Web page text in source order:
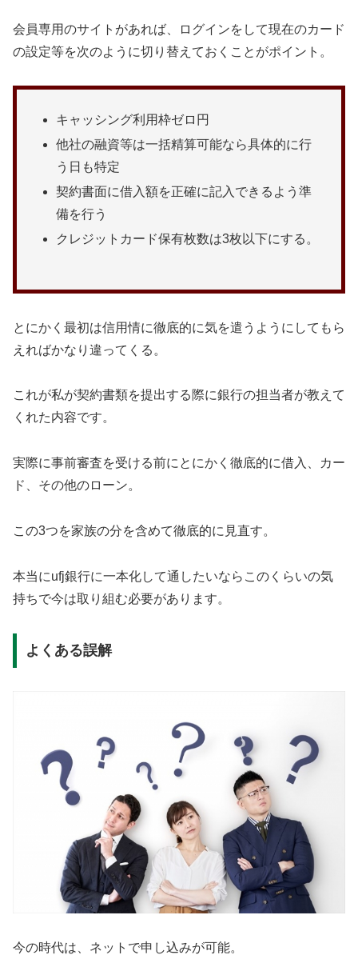
会員専用のサイトがあれば、ログインをして現在のカード
の設定等を次のように切り替えておくことがポイント。
キャッシング利用枠ゼロ円
他社の融資等は一括精算可能なら具体的に行
う日も特定
契約書面に借入額を正確に記入できるよう準
備を行う
クレジットカード保有枚数は3枚以下にする。
とにかく最初は信用情に徹底的に気を遣うようにしてもら
えればかなり違ってくる。
これが私が契約書類を提出する際に銀行の担当者が教えて
くれた内容です。
実際に事前審査を受ける前にとにかく徹底的に借入、カー
ド、その他のローン。
この3つを家族の分を含めて徹底的に見直す。
本当にufj銀行に一本化して通したいならこのくらいの気
持ちで今は取り組む必要があります。
よくある誤解
今の時代は、ネットで申し込みが可能。